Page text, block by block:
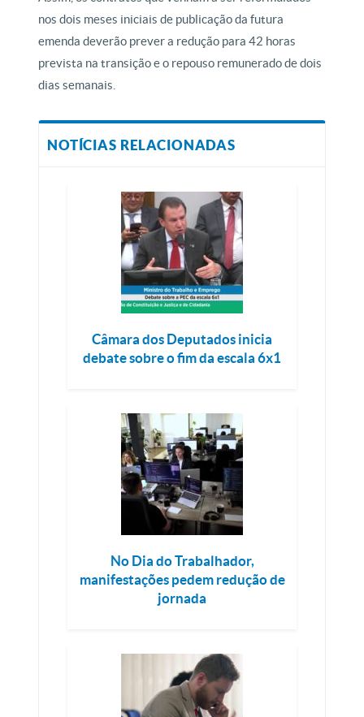
nos dois meses iniciais de publicação da futura
emenda deverão prever a redução para 42 horas
prevista na transição e o repouso remunerado de dois
dias semanais.
NOTÍCIAS RELACIONADAS
Câmara dos Deputados inicia
debate sobre o fim da escala 6x1
No Dia do Trabalhador,
manifestações pedem redução de
jornada